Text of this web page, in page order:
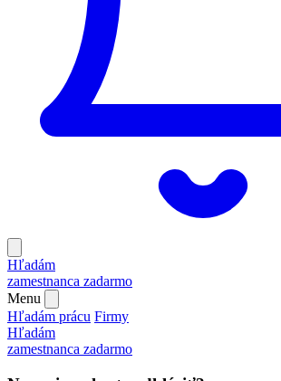
Hľadám
zamestnanca zadarmo
Menu
Hľadám prácu Firmy
Hľadám
zamestnanca zadarmo